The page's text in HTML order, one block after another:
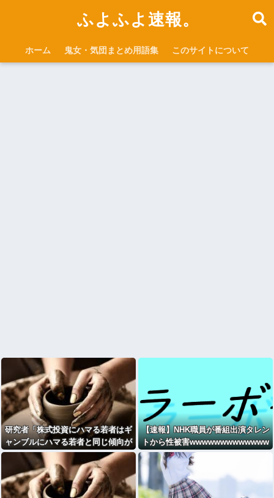
ふよふよ速報。
ホーム 鬼女・気団まとめ用語集 このサイトについて
研究者「株式投資にハマる若者はギ
ャンブルにハマる若者と同じ傾向が
ある」
【速報】NHK職員が番組出演タレン
トから性被害wwwwwwwwwwwww
wwwwwwwwwww